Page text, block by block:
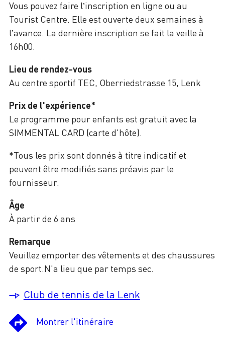
Vous pouvez faire l’inscription en ligne ou au
Tourist Centre. Elle est ouverte deux semaines à
l’avance. La dernière inscription se fait la veille à
16h00.
Lieu de rendez-vous
Au centre sportif TEC, Oberriedstrasse 15, Lenk
Prix de l'expérience*
Le programme pour enfants est gratuit avec la
SIMMENTAL CARD (carte d'hôte).
*Tous les prix sont donnés à titre indicatif et
peuvent être modifiés sans préavis par le
fournisseur.
Âge
À partir de 6 ans
Remarque
Veuillez emporter des vêtements et des chaussures
de sport.N'a lieu que par temps sec.
Club de tennis de la Lenk
Montrer l'itinéraire